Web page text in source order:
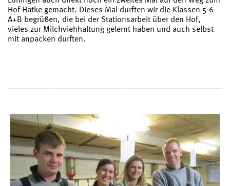
Hof Hatke gemacht. Dieses Mal durften wir die Klassen 5-6
A+B begrüßen, die bei der Stationsarbeit über den Hof,
vieles zur Milchviehhaltung gelernt haben und auch selbst
mit anpacken durften.